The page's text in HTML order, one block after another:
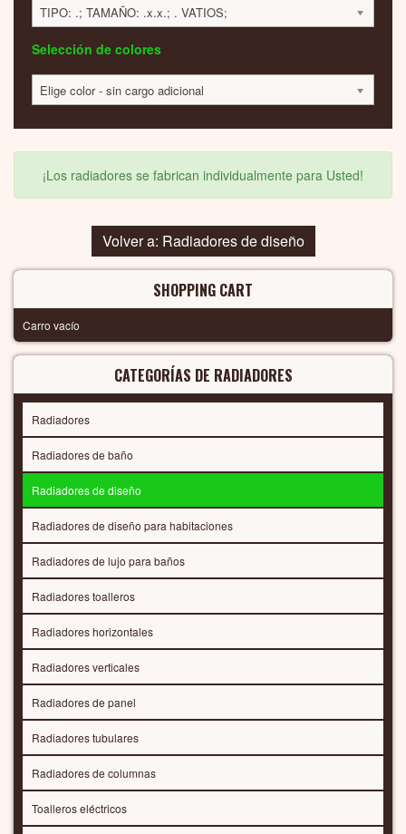
TIPO: .; TAMAÑO: .x.x.; . VATIOS;
Selección de colores
Elige color - sin cargo adicional
¡Los radiadores se fabrican individualmente para Usted!
Volver a: Radiadores de diseño
SHOPPING CART
Carro vacío
CATEGORÍAS DE RADIADORES
Radiadores
Radiadores de baño
Radiadores de diseño
Radiadores de diseño para habitaciones
Radiadores de lujo para baños
Radiadores toalleros
Radiadores horizontales
Radiadores verticales
Radiadores de panel
Radiadores tubulares
Radiadores de columnas
Toalleros eléctricos